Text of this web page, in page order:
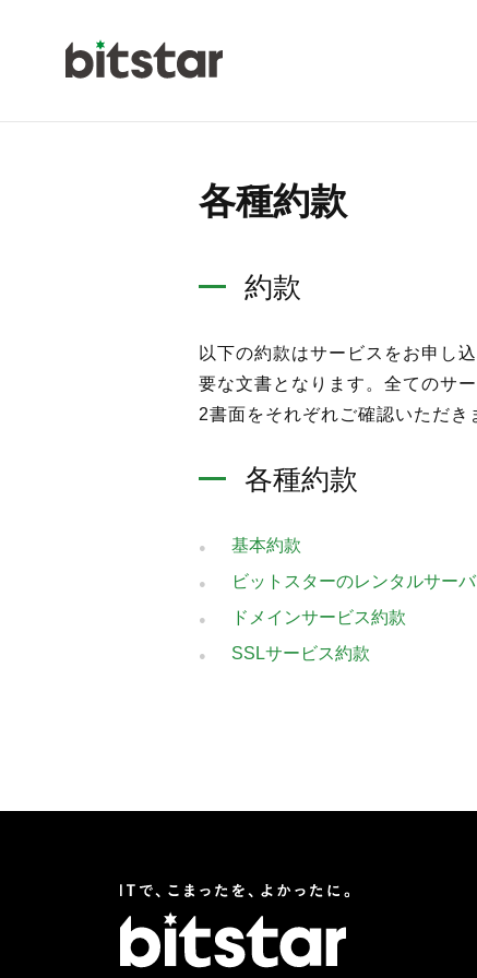
NEWS
BUSINESS
WORKS
ACTION
各種約款
約款
以下の約款はサービスをお申し
要な文書となります。全てのサ
2書面をそれぞれご確認いただき
各種約款
基本約款
ビットスターのレンタルサー
ドメインサービス約款
SSLサービス約款